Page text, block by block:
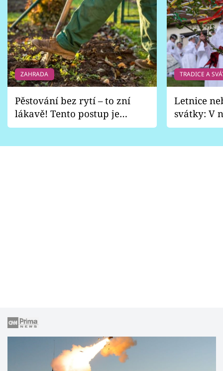
ZAHRADA
Pěstování bez rytí – to zní
lákavě! Tento postup je
vhodný jen pro některé
TRADICE A
Letnice
svátky: V
pondělí